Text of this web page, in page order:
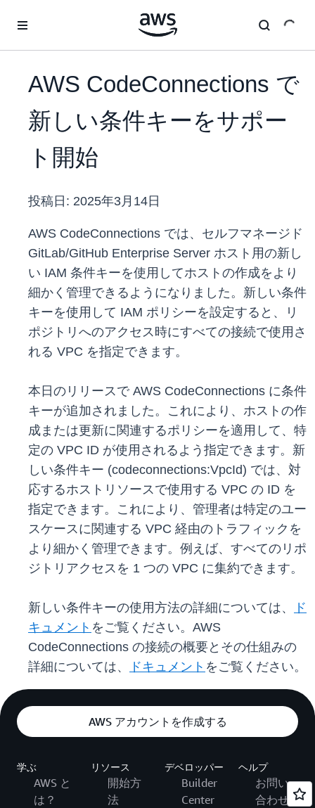
AWS CodeConnections で
新しい条件キーをサポー
ト開始
投稿日: 2025年3月14日
AWS CodeConnections では、セルフマネージド
GitLab/GitHub Enterprise Server ホスト用の新し
い IAM 条件キーを使用してホストの作成をより
細かく管理できるようになりました。新しい条件
キーを使用して IAM ポリシーを設定すると、リ
ポジトリへのアクセス時にすべての接続で使用さ
れる VPC を指定できます。
本日のリリースで AWS CodeConnections に条件
キーが追加されました。これにより、ホストの作
成または更新に関連するポリシーを適用して、特
定の VPC ID が使用されるよう指定できます。新
しい条件キー (codeconnections:VpcId) では、対
応するホストリソースで使用する VPC の ID を
指定できます。これにより、管理者は特定のユー
スケースに関連する VPC 経由のトラフィックを
より細かく管理できます。例えば、すべてのリポ
ジトリアクセスを 1 つの VPC に集約できます。
新しい条件キーの使用方法の詳細については、
ド
キュメント をご覧ください。AWS
CodeConnections の接続の概要とその仕組みの
詳細については、
ドキュメント をご覧ください。
AWS アカウントを作成する
学ぶ
AWS と
は？
リソース
開始方
法
デベロッパー
Builder
Center
ヘルプ
お問い
合わせ